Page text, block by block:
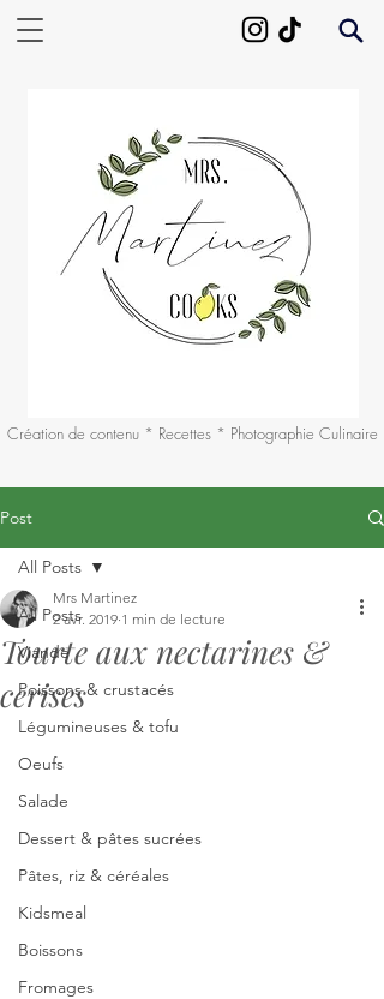
Création de contenu * Recettes * Photographie Culinaire
Post
All Posts
Viande
Poissons & crustacés
Légumineuses & tofu
Oeufs
Salade
Dessert & pâtes sucrées
Pâtes, riz & céréales
Kidsmeal
Boissons
Fromages
All Posts
Tourte aux nectarines &
cerises
Mrs Martinez
2 avr. 2019 1 min de lecture